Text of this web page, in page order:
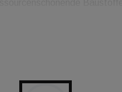
und Wohnen zu leisten",